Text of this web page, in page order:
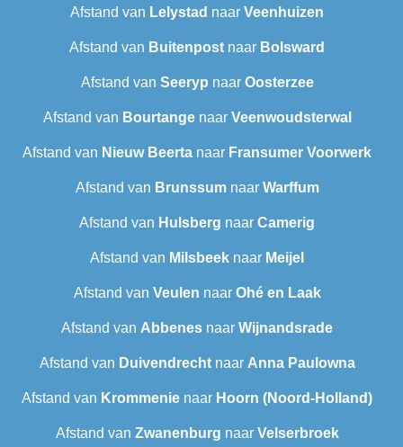
Afstand van Lelystad naar Veenhuizen
Afstand van Buitenpost naar Bolsward‎
Afstand van Seeryp naar Oosterzee
Afstand van Bourtangenaar Veenwoudsterwal
Afstand van Nieuw Beerta naar Fransumer Voorwerk
Afstand van Brunssumnaar Warffum
Afstand van Hulsberg naar Camerig
Afstand van Milsbeek naar Meijel
Afstand van Veulen naar Ohé en Laak
Afstand van Abbenes naar Wijnandsrade
Afstand van Duivendrechtnaar Anna Paulowna
Afstand van Krommenie naar Hoorn (Noord-Holland)
Afstand van Zwanenburg naar Velserbroek